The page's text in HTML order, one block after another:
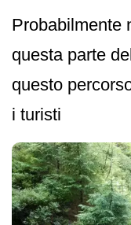
Probabilmente
questa parte
questo
i turisti